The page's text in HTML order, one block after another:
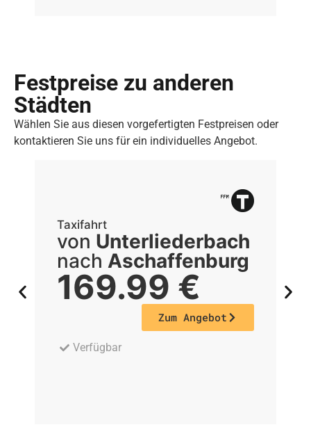
Festpreise zu anderen
Städten
Wählen Sie aus diesen vorgefertigten Festpreisen oder
kontaktieren Sie uns für ein individuelles Angebot.
Taxifahrt
von Unterliederbach
nach Aschaffenburg
169.99 €
Zum Angebot
Verfügbar